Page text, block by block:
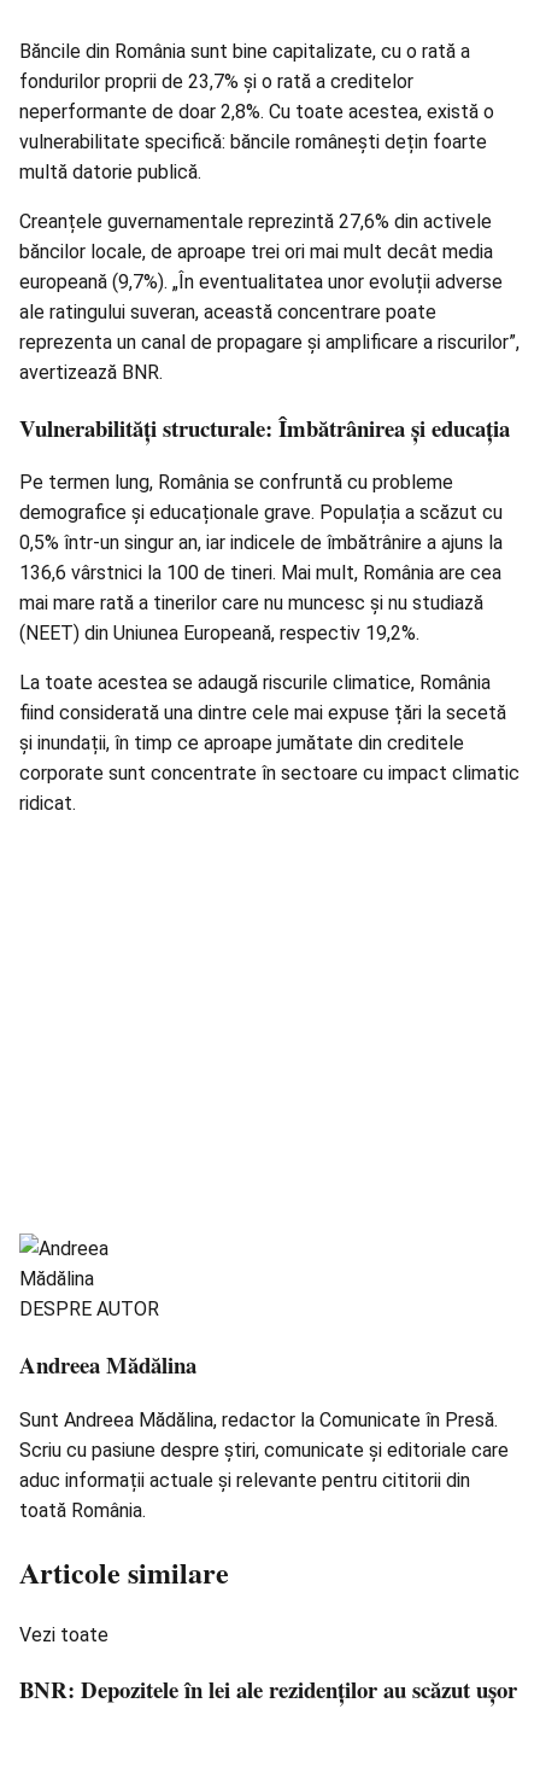
Băncile din România sunt bine capitalizate, cu o rată a
fondurilor proprii de 23,7% și o rată a creditelor
neperformante de doar 2,8%. Cu toate acestea, există o
vulnerabilitate specifică: băncile românești dețin foarte
multă datorie publică.
Creanțele guvernamentale reprezintă 27,6% din activele
băncilor locale, de aproape trei ori mai mult decât media
europeană (9,7%). „În eventualitatea unor evoluții adverse
ale ratingului suveran, această concentrare poate
reprezenta un canal de propagare și amplificare a riscurilor”,
avertizează BNR.
Vulnerabilități structurale: Îmbătrânirea și educația
Pe termen lung, România se confruntă cu probleme
demografice și educaționale grave. Populația a scăzut cu
0,5% într-un singur an, iar indicele de îmbătrânire a ajuns la
136,6 vârstnici la 100 de tineri. Mai mult, România are cea
mai mare rată a tinerilor care nu muncesc și nu studiază
(NEET) din Uniunea Europeană, respectiv 19,2%.
La toate acestea se adaugă riscurile climatice, România
fiind considerată una dintre cele mai expuse țări la secetă
și inundații, în timp ce aproape jumătate din creditele
corporate sunt concentrate în sectoare cu impact climatic
ridicat.
DESPRE AUTOR
Andreea Mădălina
Sunt Andreea Mădălina, redactor la Comunicate în Presă.
Scriu cu pasiune despre știri, comunicate și editoriale care
aduc informații actuale și relevante pentru cititorii din
toată România.
Articole similare
Vezi toate
BNR: Depozitele în lei ale rezidenţilor au scăzut uşor